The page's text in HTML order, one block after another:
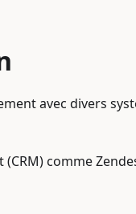
avec divers
comme